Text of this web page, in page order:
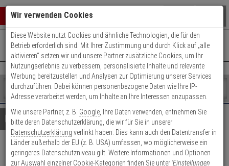
Warenkorb schließen
0 ARTIKEL IM WARENKORB
Ihr Warenkorb ist momentan leer.
Ergebnisse ()
Fertig
Shop
durchsuchen
Bitte
geben
Sie
mindestens
Zeichen
Es
wurde
noch
Kategorien
Suche
gestartet
+49 (0)821 899 493-0Mo. - Do.: 8:00 - 16:30 | Fr.: 8:00 - 14:00 Uhr
Kontaktservice nutzen
Details Beratung
Abus Bravus 3000
Wir verwenden Cookies
Diese Website nutzt Cookies und ähnliche Technologien, die für den
Betrieb erforderlich sind. Mit Ihrer Zustimmung und durch Klick auf „alle
aktivieren“ setzen wir und unsere Partner zusätzliche Cookies, um Ihr
Nutzungserlebnis zu verbessern, personalisierte Inhalte und relevante
Werbung bereitzustellen und Analysen zur Optimierung unserer Services
durchzuführen. Dabei können personenbezogene Daten wie Ihre IP-
Adresse verarbeitet werden, um Inhalte an Ihre Interessen anzupassen.
Wie unsere Partner, z. B. Google , Ihre Daten verwenden, entnehmen Sie
bitte deren Datenschutzerklärung, die wir für Sie in unserer
Datenschutzerklärung verlinkt haben. Dies kann auch den Datentransfer in
Länder außerhalb der EU (z. B. USA) umfassen, wo möglicherweise ein
geringeres Datenschutzniveau gilt. Weitere Informationen und Optionen
zur Auswahl einzelner Cookie-Kategorien finden Sie unter 'Einstellungen